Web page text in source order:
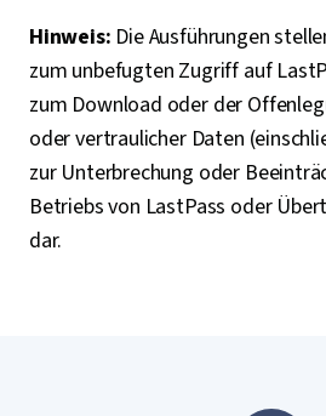
Hinweis: Die Ausführungen
zum unbefugten Zugriff auf
zum Download oder der
oder vertraulicher Daten
zur Unterbrechung oder
Betriebs von LastPass oder
dar.